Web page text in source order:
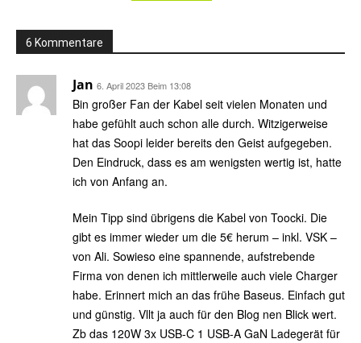
6 Kommentare
Jan 6. April 2023 Beim 13:08
Bin großer Fan der Kabel seit vielen Monaten und
habe gefühlt auch schon alle durch. Witzigerweise
hat das Soopi leider bereits den Geist aufgegeben.
Den Eindruck, dass es am wenigsten wertig ist, hatte
ich von Anfang an.
Mein Tipp sind übrigens die Kabel von Toocki. Die
gibt es immer wieder um die 5€ herum – inkl. VSK –
von Ali. Sowieso eine spannende, aufstrebende
Firma von denen ich mittlerweile auch viele Charger
habe. Erinnert mich an das frühe Baseus. Einfach gut
und günstig. Vllt ja auch für den Blog nen Blick wert.
Zb das 120W 3x USB-C 1 USB-A GaN Ladegerät für